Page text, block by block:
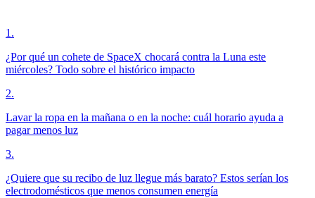
1 .
¿Por qué un cohete de SpaceX chocará contra la Luna este
miércoles? Todo sobre el histórico impacto
2.
Lavar la ropa en la mañana o en la noche: cuál horario ayuda a
pagar menos luz
3.
¿Quiere que su recibo de luz llegue más barato? Estos serían los
electrodomésticos que menos consumen energía